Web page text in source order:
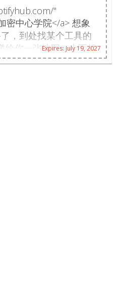
"
密中心学院</a> 想象
，到处找某个工具的
给你一张地图，上面标
：“我只画地图，不陪
Expires: July 19, 2027